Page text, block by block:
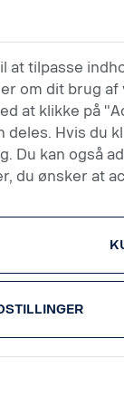
og
fra dette
er og
dette
websted.
eventuelle
som følge
hvad enten
at tilpasse
om dit brug
at klikke på
deles. Hvis du
Du kan også
du ønsker at